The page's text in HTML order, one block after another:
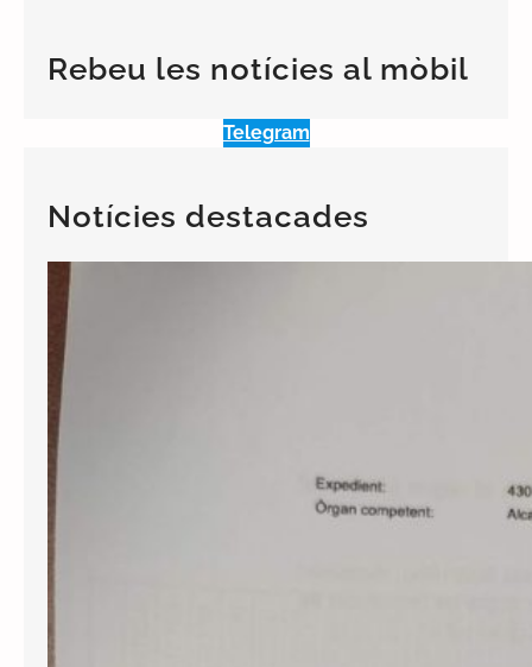
hRebeu les notícies al mòbil
Telegram
Notícies destacades